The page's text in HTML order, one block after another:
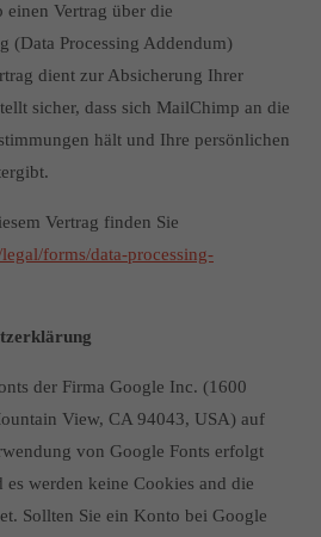
Vertrag über die
(Data Processing Addendum)
dient zur Absicherung Ihrer
sicher, dass sich MailChimp an die
hält und Ihre persönlichen
Vertrag finden Sie
forms/data-processing-
der Firma Google Inc. (1600
View, CA 94043, USA) auf
von Google Fonts erfolgt
werden keine Cookies and die
Sollten Sie ein Konto bei Google